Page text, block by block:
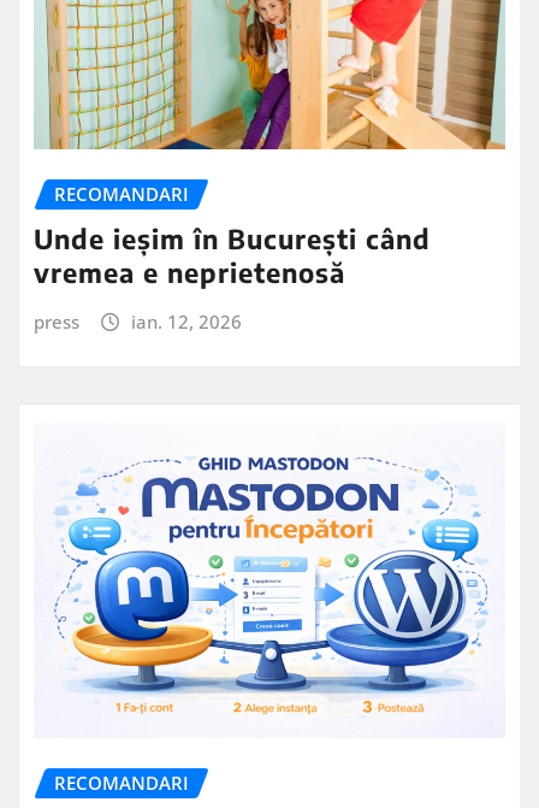
RECOMANDARI
Unde ieșim în București când
vremea e neprietenosă
press ian. 12, 2026
RECOMANDARI